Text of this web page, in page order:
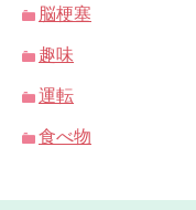
脳梗塞
趣味
運転
食べ物